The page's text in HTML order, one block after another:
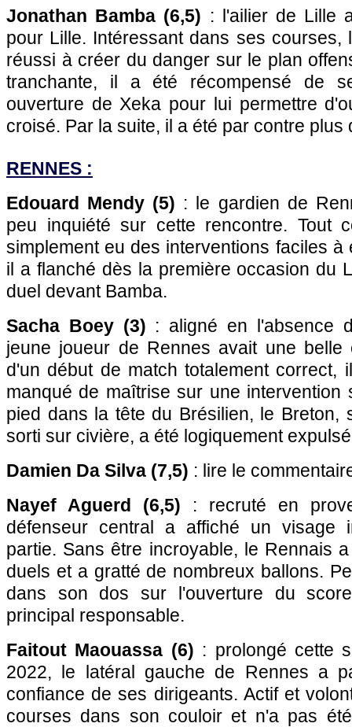
Jonathan Bamba (6,5) : l'ailier de Lille
pour Lille. Intéressant dans ses courses,
réussi à créer du danger sur le plan
tranchante, il a été récompensé de
ouverture de Xeka pour lui permettre
croisé. Par la suite, il a été par contre plus
RENNES :
Edouard Mendy (5) : le gardien de
peu inquiété sur cette rencontre. Tout
simplement eu des interventions faciles à
il a flanché dès la première occasion du
duel devant Bamba.
Sacha Boey (3) : aligné en l'absence
jeune joueur de Rennes avait une belle
d'un début de match totalement correct,
manqué de maîtrise sur une intervention
pied dans la tête du Brésilien, le Breton,
sorti sur civière, a été logiquement
Damien Da Silva (7,5) : lire le
Nayef Aguerd (6,5) : recruté en
défenseur central a affiché un visage
partie. Sans être incroyable, le Rennais
duels et a gratté de nombreux ballons.
dans son dos sur l'ouverture du
principal responsable.
Faitout Maouassa (6) : prolongé cette
2022, le latéral gauche de Rennes a
confiance de ses dirigeants. Actif et
courses dans son couloir et n'a pas